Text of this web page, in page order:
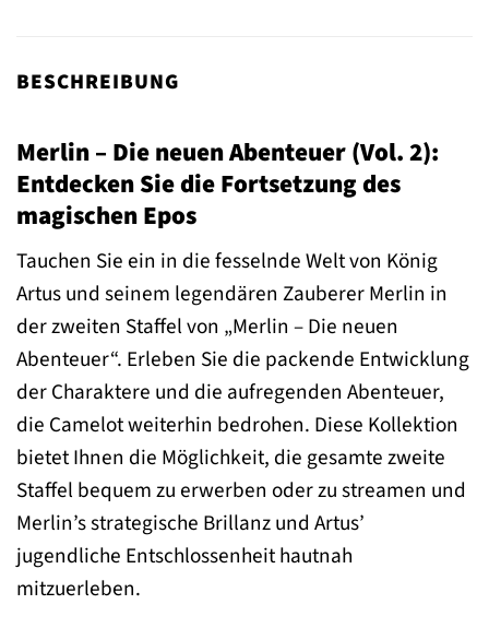
BESCHREIBUNG
Merlin – Die neuen Abenteuer (Vol. 2):
Entdecken Sie die Fortsetzung des
magischen Epos
Tauchen Sie ein in die fesselnde Welt von König
Artus und seinem legendären Zauberer Merlin in
der zweiten Staffel von „Merlin – Die neuen
Abenteuer“. Erleben Sie die packende Entwicklung
der Charaktere und die aufregenden Abenteuer,
die Camelot weiterhin bedrohen. Diese Kollektion
bietet Ihnen die Möglichkeit, die gesamte zweite
Staffel bequem zu erwerben oder zu streamen und
Merlin’s strategische Brillanz und Artus’
jugendliche Entschlossenheit hautnah
mitzuerleben.